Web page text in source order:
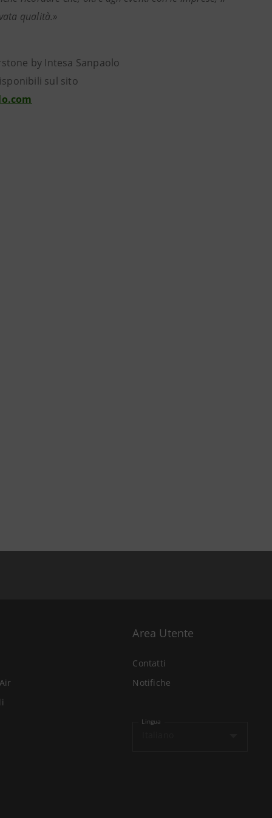
qualità.»
by Intesa Sanpaolo
sul sito
Area Utente
Contatti
Notifiche
Lingua